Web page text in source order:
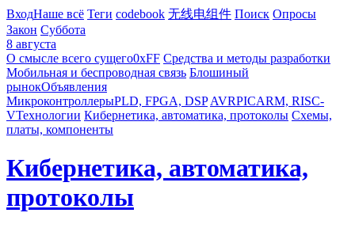
ВходНаше всё Теги codebook 无线电组件 Поиск Опросы
Закон Суббота
8 августа
О смысле всего сущего0xFF Средства и методы разработки
Мобильная и беспроводная связь Блошиный
рынокОбъявления
МикроконтроллерыPLD, FPGA, DSP AVRPICARM, RISC-
VТехнологии Кибернетика, автоматика, протоколы Схемы,
платы, компоненты
Кибернетика, автоматика,
протоколы